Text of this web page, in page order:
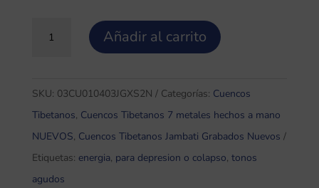
Cuenco
Tibetano
7
Metales
XS2
Añadir al carrito
SKU: 03CU010403JGXS2N Categorías: Cuencos
Tibetanos, Cuencos Tibetanos 7 metales hechos a mano
NUEVOS, Cuencos Tibetanos Jambati Grabados Nuevos
Etiquetas: energia, para depresion o colapso, tonos
agudos